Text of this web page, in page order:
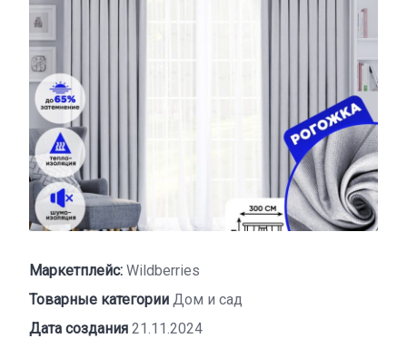
Маркетплейс: Wildberries
Товарные категории Дом и сад
Дата создания 21.11.2024